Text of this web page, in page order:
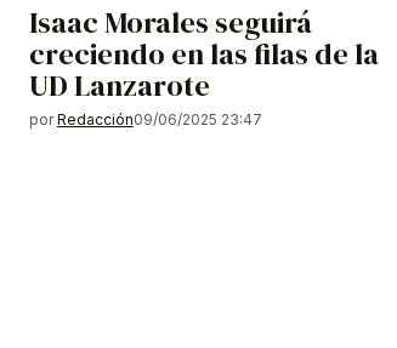
Isaac Morales seguirá
creciendo en las filas de la
UD Lanzarote
por Redacción09/06/2025 23:47